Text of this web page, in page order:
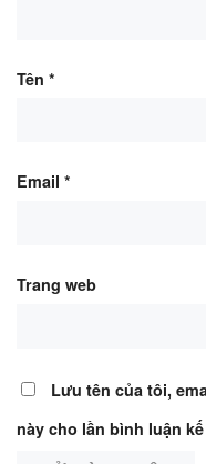
Tên *
Email *
Trang web
Lưu tên của tôi,
này cho lần bình luận